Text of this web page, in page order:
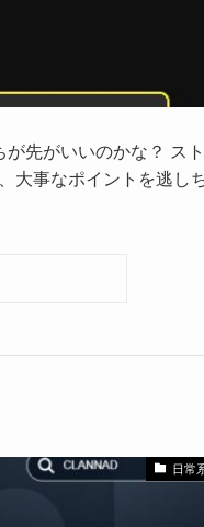
先がいいのかな？ スト
大事なポイントを逃し
日常